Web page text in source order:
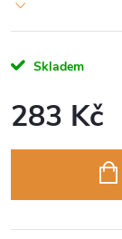
Skladem
283 Kč